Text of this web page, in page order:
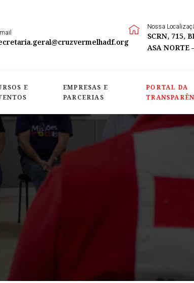
Nossa
SCRN, 715,
ASA NORTE
E
EMPRESAS E
PARCERIAS
PORTAL DA